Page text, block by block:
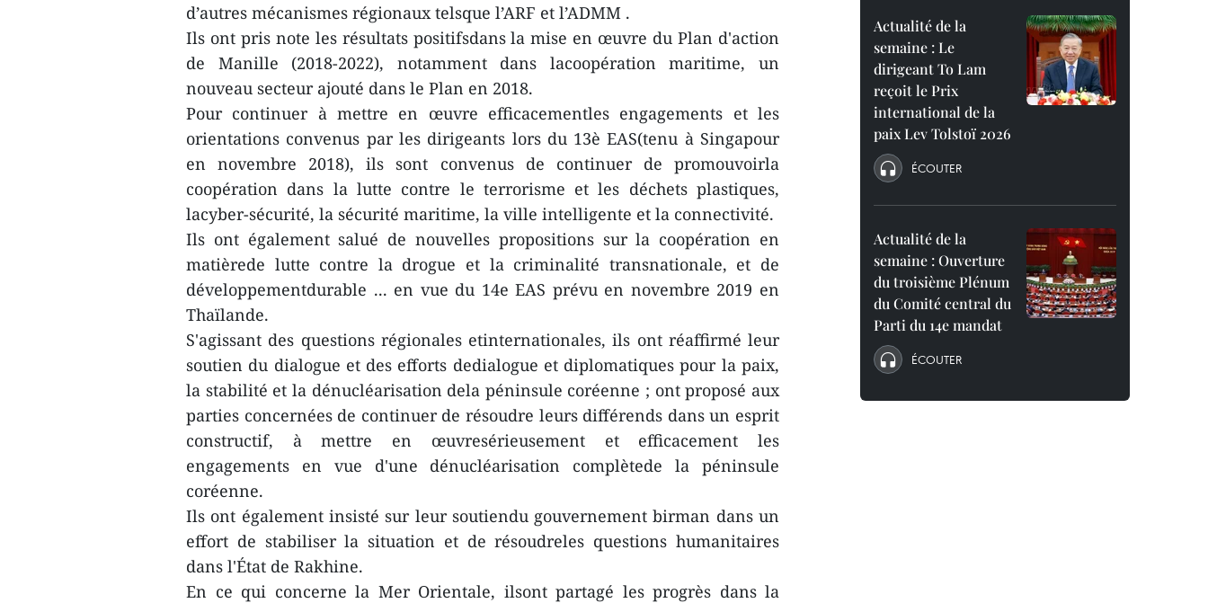
d’autres mécanismes régionaux telsque l’ARF et l’ADMM .
Ils ont pris note les résultats positifsdans la mise en œuvre du Plan d'action
de Manille (2018-2022), notamment dans lacoopération maritime, un
nouveau secteur ajouté dans le Plan en 2018.
Pour continuer à mettre en œuvre efficacementles engagements et les
orientations convenus par les dirigeants lors du 13è EAS(tenu à Singapour
en novembre 2018), ils sont convenus de continuer de promouvoirla
coopération dans la lutte contre le terrorisme et les déchets plastiques,
lacyber-sécurité, la sécurité maritime, la ville intelligente et la connectivité.
Ils ont également salué de nouvelles propositions sur la coopération en
matièrede lutte contre la drogue et la criminalité transnationale, et de
développementdurable ... en vue du 14e EAS prévu en novembre 2019 en
Thaïlande.
S'agissant des questions régionales etinternationales, ils ont réaffirmé leur
soutien du dialogue et des efforts dedialogue et diplomatiques pour la paix,
la stabilité et la dénucléarisation dela péninsule coréenne ; ont proposé aux
parties concernées de continuer de résoudre leurs différends dans un esprit
constructif, à mettre en œuvresérieusement et efficacement les
engagements en vue d'une dénucléarisation complètede la péninsule
coréenne.
Ils ont également insisté sur leur soutiendu gouvernement birman dans un
effort de stabiliser la situation et de résoudreles questions humanitaires
dans l'État de Rakhine.
En ce qui concerne la Mer Orientale, ilsont partagé les progrès dans la
Actualité de la
semaine : Le
dirigeant To Lam
reçoit le Prix
international de la
paix Lev Tolstoï 2026
ÉCOUTER
Actualité de la
semaine : Ouverture
du troisième Plénum
du Comité central du
Parti du 14e mandat
ÉCOUTER